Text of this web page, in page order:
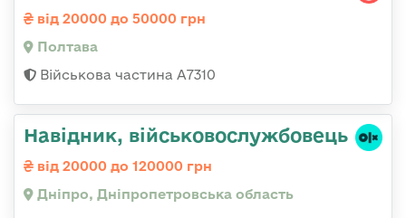
від 20000 до 50000 грн
Полтава
Військова частина А7310
Навідник, військовослужбовець
від 20000 до 120000 грн
Дніпро, Дніпропетровська область